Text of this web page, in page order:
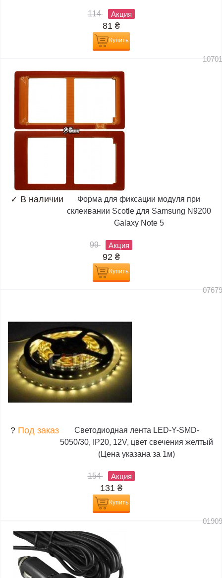
114 Акция
81 ₴
Купить
✓ В наличии
Форма для фиксации модуля при
склеивании Scotle для Samsung N9200
Galaxy Note 5
99 Акция
92 ₴
Купить
? Под заказ
Светодиодная лента LED-Y-SMD-
5050/30, IP20, 12V, цвет свечения желтый
(Цена указана за 1м)
154 Акция
131 ₴
Купить